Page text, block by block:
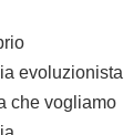
evoluzionista
che vogliamo